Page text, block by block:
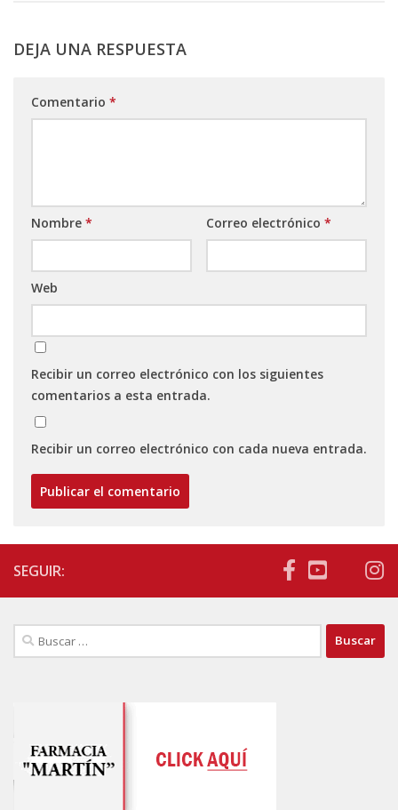
DEJA UNA RESPUESTA
Comentario *
Nombre * Correo electrónico *
Web
Recibir un correo electrónico con los siguientes
comentarios a esta entrada.
Recibir un correo electrónico con cada nueva entrada.
SEGUIR:
Buscar: